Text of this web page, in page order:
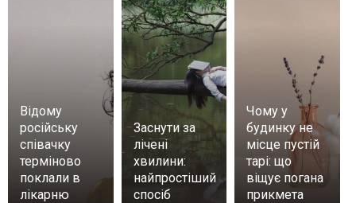
Відому
російську
співачку
терміново
поклали в
лікарню
Заснути за
лічені
хвилини:
найпростіший
спосіб
Чому у
будинку не
місце пустій
тарі: що
віщує погана
прикмета